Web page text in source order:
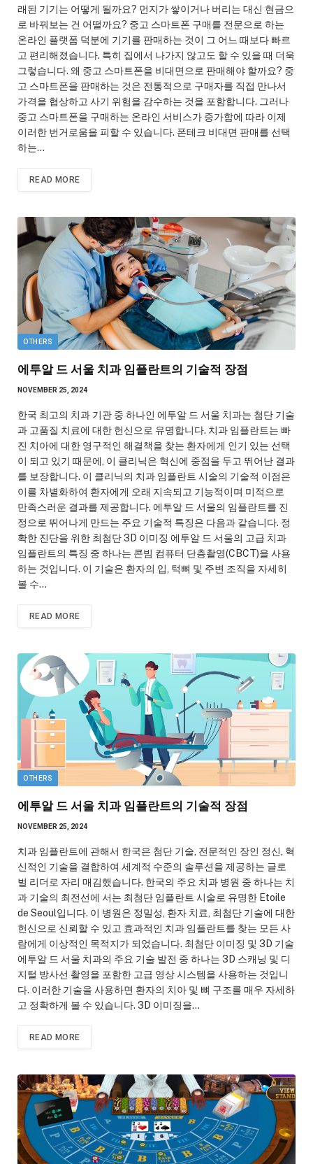
래된 기기는 어떻게 될까요? 먼지가 쌓이거나 버리는 대신 현금으
로 바꿔보는 건 어떨까요? 중고 스마트폰 구매를 전문으로 하는
온라인 플랫폼 덕분에 기기를 판매하는 것이 그 어느 때보다 빠르
고 편리해졌습니다. 특히 집에서 나가지 않고도 할 수 있을 때 더욱
그렇습니다. 왜 중고 스마트폰을 비대면으로 판매해야 할까요? 중
고 스마트폰을 판매하는 것은 전통적으로 구매자를 직접 만나서
가격을 협상하고 사기 위험을 감수하는 것을 포함합니다. 그러나
중고 스마트폰을 구매하는 온라인 서비스가 증가함에 따라 이제
이러한 번거로움을 피할 수 있습니다. 폰테크 비대면 판매를 선택
하는…
READ MORE
OTHERS
에투알 드 서울 치과 임플란트의 기술적 장점
NOVEMBER 25, 2024
한국 최고의 치과 기관 중 하나인 에투알 드 서울 치과는 첨단 기술
과 고품질 치료에 대한 헌신으로 유명합니다. 치과 임플란트는 빠
진 치아에 대한 영구적인 해결책을 찾는 환자에게 인기 있는 선택
이 되고 있기 때문에, 이 클리닉은 혁신에 중점을 두고 뛰어난 결과
를 보장합니다. 이 클리닉의 치과 임플란트 시술의 기술적 이점은
이를 차별화하여 환자에게 오래 지속되고 기능적이며 미적으로
만족스러운 결과를 제공합니다. 에투알 드 서울의 임플란트를 진
정으로 뛰어나게 만드는 주요 기술적 특징은 다음과 같습니다. 정
확한 진단을 위한 최첨단 3D 이미징 에투알 드 서울의 고급 치과
임플란트의 특징 중 하나는 콘빔 컴퓨터 단층촬영(CBCT)을 사용
하는 것입니다. 이 기술은 환자의 입, 턱뼈 및 주변 조직을 자세히
볼 수…
READ MORE
OTHERS
에투알 드 서울 치과 임플란트의 기술적 장점
NOVEMBER 25, 2024
치과 임플란트에 관해서 한국은 첨단 기술, 전문적인 장인 정신, 혁
신적인 기술을 결합하여 세계적 수준의 솔루션을 제공하는 글로
벌 리더로 자리 매김했습니다. 한국의 주요 치과 병원 중 하나는 치
과 기술의 최전선에 서는 최첨단 임플란트 시술로 유명한 Etoile
de Seoul입니다. 이 병원은 정밀성, 환자 치료, 최첨단 기술에 대한
헌신으로 신뢰할 수 있고 효과적인 치과 임플란트를 찾는 모든 사
람에게 이상적인 목적지가 되었습니다. 최첨단 이미징 및 3D 기술
에투알 드 서울 치과의 주요 기술 발전 중 하나는 3D 스캐닝 및 디
지털 방사선 촬영을 포함한 고급 영상 시스템을 사용하는 것입니
다. 이러한 기술을 사용하면 환자의 치아 및 뼈 구조를 매우 자세하
고 정확하게 볼 수 있습니다. 3D 이미징을…
READ MORE